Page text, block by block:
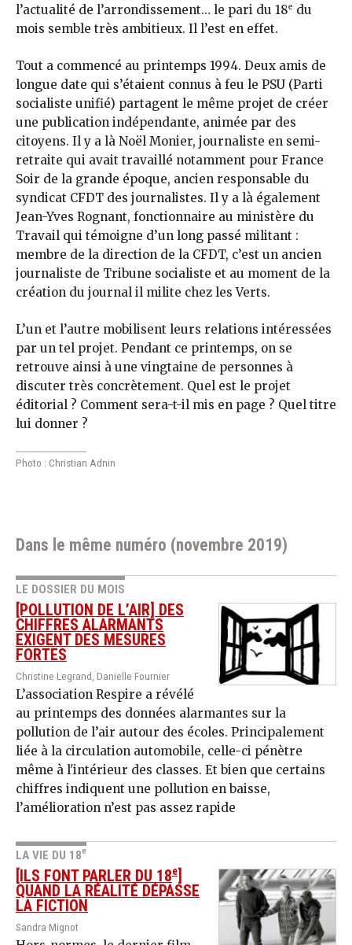
l’actualité de l’arrondissement… le pari du 18e du
mois semble très ambitieux. Il l’est en effet.
Tout a commencé au printemps 1994. Deux amis de
longue date qui s’étaient connus à feu le PSU (Parti
socialiste unifié) partagent le même projet de créer
une publication indépendante, animée par des
citoyens. Il y a là Noël Monier, journaliste en semi-
retraite qui avait travaillé notamment pour France
Soir de la grande époque, ancien responsable du
syndicat CFDT des journalistes. Il y a là également
Jean-Yves Rognant, fonctionnaire au ministère du
Travail qui témoigne d’un long passé militant :
membre de la direction de la CFDT, c’est un ancien
journaliste de Tribune socialiste et au moment de la
création du journal il milite chez les Verts.
L’un et l’autre mobilisent leurs relations intéressées
par un tel projet. Pendant ce printemps, on se
retrouve ainsi à une vingtaine de personnes à
discuter très concrètement. Quel est le projet
éditorial ? Comment sera-t-il mis en page ? Quel titre
lui donner ?
Photo : Christian Adnin
Dans le même numéro (novembre 2019)
LE DOSSIER DU MOIS
[POLLUTION DE L’AIR] DES
CHIFFRES ALARMANTS
EXIGENT DES MESURES
FORTES
Christine Legrand, Danielle Fournier
L’association Respire a révélé
au printemps des données alarmantes sur la
pollution de l’air autour des écoles. Principalement
liée à la circulation automobile, celle-ci pénètre
même à l'intérieur des classes. Et bien que certains
chiffres indiquent une pollution en baisse,
l’amélioration n’est pas assez rapide
LA VIE DU 18e
[ILS FONT PARLER DU 18e
QUAND LA RÉALITÉ DÉPASSE
LA FICTION
Sandra Mignot